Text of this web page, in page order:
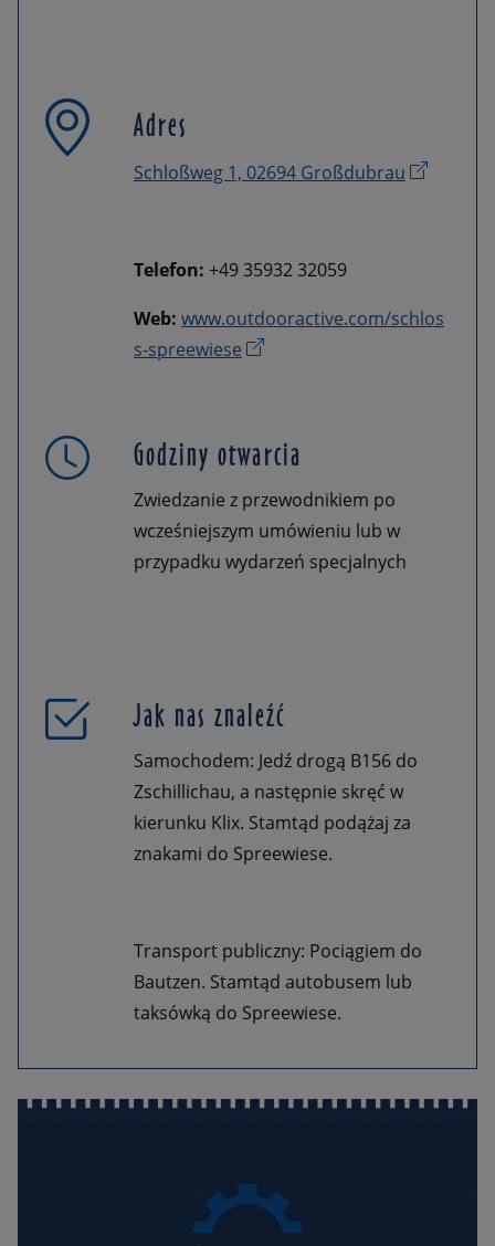
Adres
Schloßweg 1, 02694 Großdubrau
Telefon: +49 35932 32059
Web: www.outdooractive.com/schlos
s-spreewiese
Godziny otwarcia
Zwiedzanie z przewodnikiem po
wcześniejszym umówieniu lub w
przypadku wydarzeń specjalnych
Jak nas znaleźć
Samochodem: Jedź drogą B156 do
Zschillichau, a następnie skręć w
kierunku Klix. Stamtąd podążaj za
znakami do Spreewiese.
Transport publiczny: Pociągiem do
Bautzen. Stamtąd autobusem lub
taksówką do Spreewiese.